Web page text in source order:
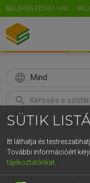
BELÉPÉS EDUID-VAL
language Mind
search
Európai uniós
SÜTIK
Itt láthatja és
További információért
tájékoztatónkat.
GR
t z u
g h j k